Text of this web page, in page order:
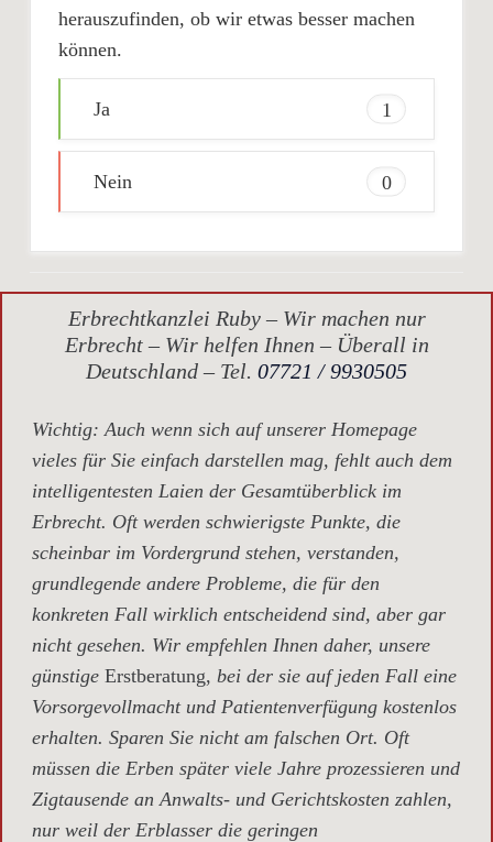
herauszufinden, ob wir etwas besser machen
können.
Ja 1
Nein 0
Erbrechtkanzlei Ruby – Wir machen nur
Erbrecht – Wir helfen Ihnen – Überall in
Deutschland – Tel. 07721 / 9930505
Wichtig: Auch wenn sich auf unserer Homepage
vieles für Sie einfach darstellen mag, fehlt auch dem
intelligentesten Laien der Gesamtüberblick im
Erbrecht. Oft werden schwierigste Punkte, die
scheinbar im Vordergrund stehen, verstanden,
grundlegende andere Probleme, die für den
konkreten Fall wirklich entscheidend sind, aber gar
nicht gesehen. Wir empfehlen Ihnen daher, unsere
günstige Erstberatung, bei der sie auf jeden Fall eine
Vorsorgevollmacht und Patientenverfügung kostenlos
erhalten. Sparen Sie nicht am falschen Ort. Oft
müssen die Erben später viele Jahre prozessieren und
Zigtausende an Anwalts- und Gerichtskosten zahlen,
nur weil der Erblasser die geringen